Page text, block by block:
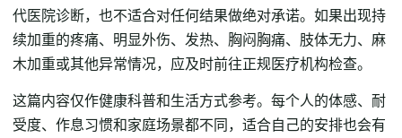
代医院诊断，也不适合对任何结果做绝对承诺。如果出现持
续加重的疼痛、明显外伤、发热、胸闷胸痛、肢体无力、麻
木加重或其他异常情况，应及时前往正规医疗机构检查。
这篇内容仅作健康科普和生活方式参考。每个人的体感、耐
受度、作息习惯和家庭场景都不同，适合自己的安排也会有